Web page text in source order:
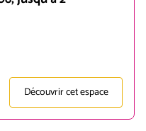
Découvrir cet espace